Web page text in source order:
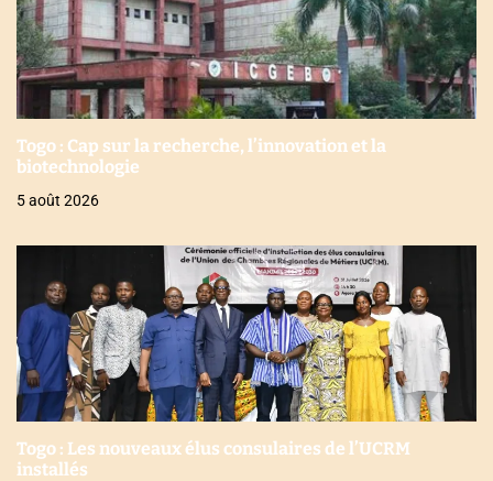
Togo : Cap sur la recherche, l’innovation et la
biotechnologie
5 août 2026
Togo : Les nouveaux élus consulaires de l’UCRM
installés